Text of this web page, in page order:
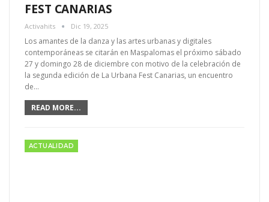
FEST CANARIAS
Activahits Dic 19, 2025
Los amantes de la danza y las artes urbanas y digitales
contemporáneas se citarán en Maspalomas el próximo sábado
27 y domingo 28 de diciembre con motivo de la celebración de
la segunda edición de La Urbana Fest Canarias, un encuentro
de…
READ MORE...
ACTUALIDAD